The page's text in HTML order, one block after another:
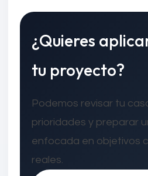
¿Quieres
tu proyecto?
Podemos revisar tu
prioridades y preparar
enfocada en objetivos
reales.